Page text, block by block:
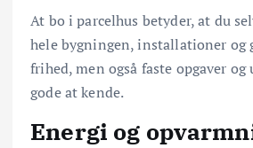
At bo i parcelhus betyder, at du
hele bygningen, installationer og
frihed, men også faste opgaver og
gode at kende.
Energi og